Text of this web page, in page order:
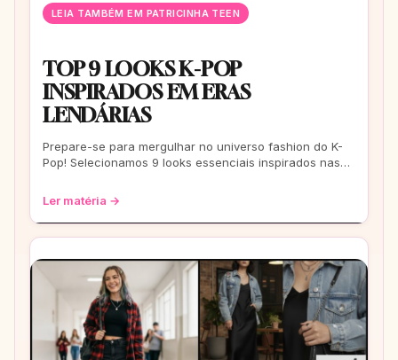
LEIA TAMBÉM EM PATRICINHA TEEN
TOP 9 LOOKS K-POP
INSPIRADOS EM ERAS
LENDÁRIAS
Prepare-se para mergulhar no universo fashion do K-
Pop! Selecionamos 9 looks essenciais inspirados nas
Ler matéria →